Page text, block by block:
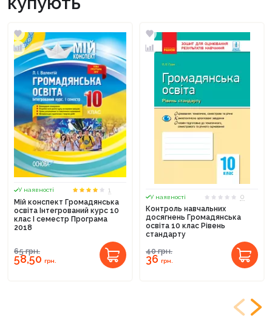
У наявності
1
Мій конспект Громадянська
освіта Інтегрований курс 10
клас I семестр Програма
2018
65грн.
58,50 грн.
У наявності
0
Контроль навчальних
досягнень Громадянська
освіта 10 клас Рівень
стандарту
40грн.
36 грн.